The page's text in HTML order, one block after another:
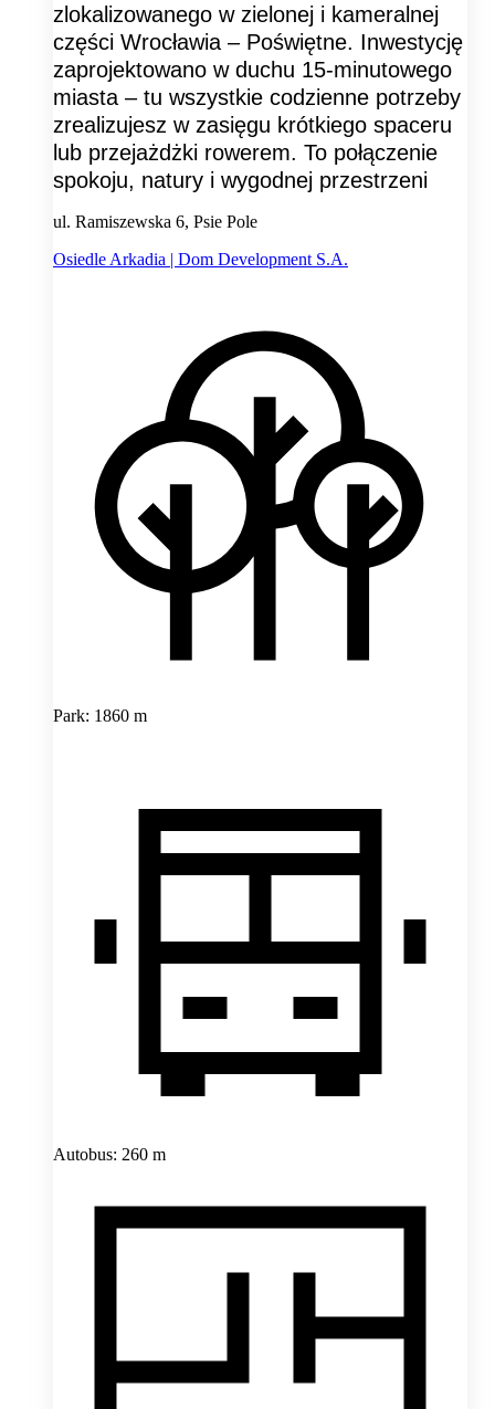
zlokalizowanego w zielonej i kameralnej
części Wrocławia – Poświętne. Inwestycję
zaprojektowano w duchu 15-minutowego
miasta – tu wszystkie codzienne potrzeby
zrealizujesz w zasięgu krótkiego spaceru
lub przejażdżki rowerem. To połączenie
spokoju, natury i wygodnej przestrzeni
ul. Ramiszewska 6, Psie Pole
Osiedle Arkadia | Dom Development S.A.
Park: 1860 m
Autobus: 260 m